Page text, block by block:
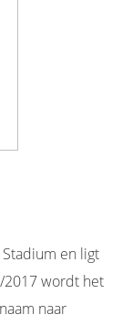
en ligt
2017 wordt het
naar